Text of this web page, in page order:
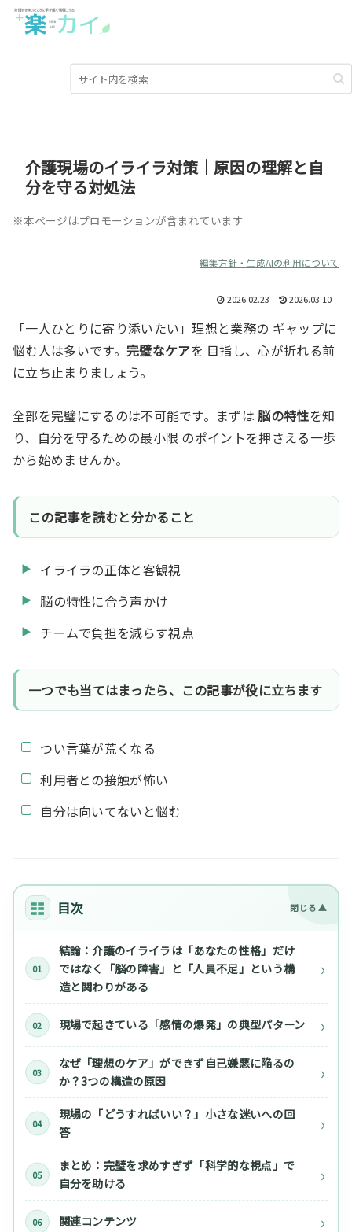
介護現場のイライラ対策｜原因の理解と自
分を守る対処法
※本ページはプロモーションが含まれています
編集方針・生成AIの利用について
2026.02.23 2026.03.10
「一人ひとりに寄り添いたい」理想と業務の ギャップに
悩む人は多いです。 完璧なケアを 目指し、心が折れる前
に立ち止まりましょう。
全部を完璧にするのは不可能です。まずは 脳の特性を知
り、自分を守るための最小限 のポイントを押さえる一歩
から始めませんか。
この記事を読むと分かること
イライラの正体と客観視
脳の特性に合う声かけ
チームで負担を減らす視点
一つでも当てはまったら、この記事が役に立ちます
つい言葉が荒くなる
利用者との接触が怖い
自分は向いてないと悩む
目次
結論：介護のイライラは「あなたの性格」だけ
ではなく「脳の障害」と「人員不足」という構
造と関わりがある
現場で起きている「感情の爆発」の典型パターン
なぜ「理想のケア」ができず自己嫌悪に陥るの
か？3つの構造の原因
現場の「どうすればいい？」小さな迷いへの回
答
まとめ：完璧を求めすぎず「科学的な視点」で
自分を助ける
関連コンテンツ